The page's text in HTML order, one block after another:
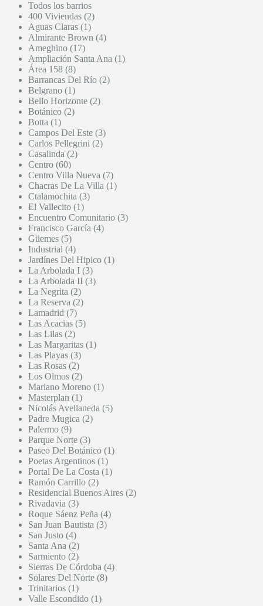
Todos los barrios
400 Viviendas (2)
Aguas Claras (1)
Almirante Brown (4)
Ameghino (17)
Ampliación Santa Ana (1)
Área 158 (8)
Barrancas Del Río (2)
Belgrano (1)
Bello Horizonte (2)
Botánico (2)
Botta (1)
Campos Del Este (3)
Carlos Pellegrini (2)
Casalinda (2)
Centro (60)
Centro Villa Nueva (7)
Chacras De La Villa (1)
Ctalamochita (3)
El Vallecito (1)
Encuentro Comunitario (3)
Francisco García (4)
Güemes (5)
Industrial (4)
Jardínes Del Hipico (1)
La Arbolada I (3)
La Arbolada II (3)
La Negrita (2)
La Reserva (2)
Lamadrid (7)
Las Acacias (5)
Las Lilas (2)
Las Margaritas (1)
Las Playas (3)
Las Rosas (2)
Los Olmos (2)
Mariano Moreno (1)
Masterplan (1)
Nicolás Avellaneda (5)
Padre Mugica (2)
Palermo (9)
Parque Norte (3)
Paseo Del Botánico (1)
Poetas Argentinos (1)
Portal De La Costa (1)
Ramón Carrillo (2)
Residencial Buenos Aires (2)
Rivadavia (3)
Roque Sáenz Peña (4)
San Juan Bautista (3)
San Justo (4)
Santa Ana (2)
Sarmiento (2)
Sierras De Córdoba (4)
Solares Del Norte (8)
Trinitarios (1)
Valle Escondido (1)